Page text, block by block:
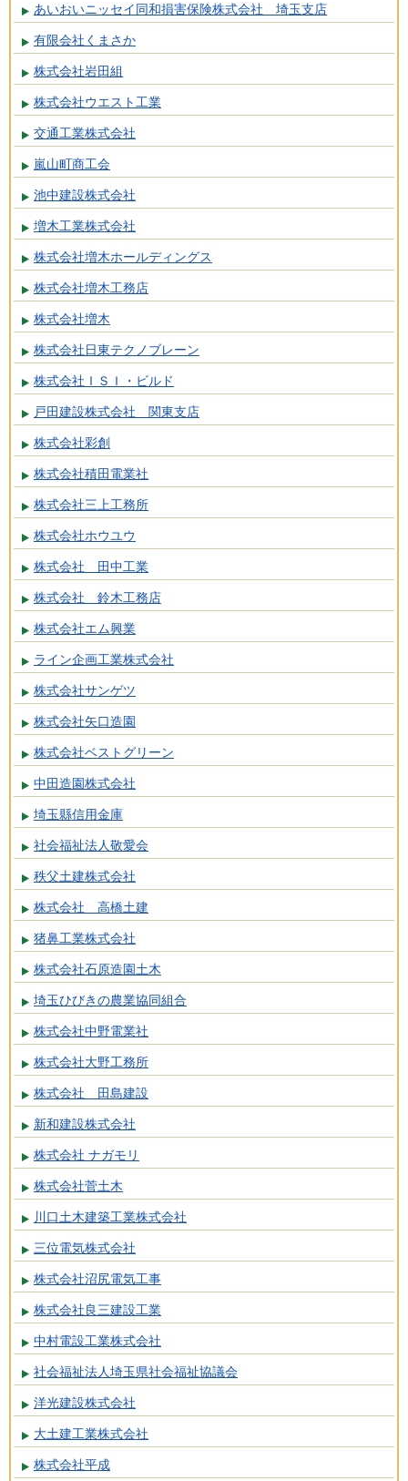
あいおいニッセイ同和損害保険株式会社 埼玉支店
有限会社くまさか
株式会社岩田組
株式会社ウエスト工業
交通工業株式会社
嵐山町商工会
池中建設株式会社
増木工業株式会社
株式会社増木ホールディングス
株式会社増木工務店
株式会社増木
株式会社日東テクノブレーン
株式会社ＩＳＩ・ビルド
戸田建設株式会社 関東支店
株式会社彩創
株式会社積田電業社
株式会社三上工務所
株式会社ホウユウ
株式会社 田中工業
株式会社 鈴木工務店
株式会社エム興業
ライン企画工業株式会社
株式会社サンゲツ
株式会社矢口造園
株式会社ベストグリーン
中田造園株式会社
埼玉縣信用金庫
社会福祉法人敬愛会
秩父土建株式会社
株式会社 高橋土建
猪鼻工業株式会社
株式会社石原造園土木
埼玉ひびきの農業協同組合
株式会社中野電業社
株式会社大野工務所
株式会社 田島建設
新和建設株式会社
株式会社 ナガモリ
株式会社菅土木
川口土木建築工業株式会社
三位電気株式会社
株式会社沼尻電気工事
株式会社良三建設工業
中村電設工業株式会社
社会福祉法人埼玉県社会福祉協議会
洋光建設株式会社
大土建工業株式会社
株式会社平成